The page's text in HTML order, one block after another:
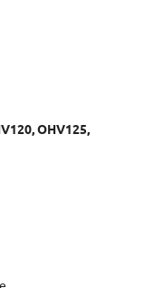
OHV125,